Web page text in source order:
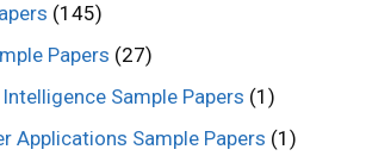
(145)
Papers (27)
Sample Papers (1)
Applications Sample Papers (1)